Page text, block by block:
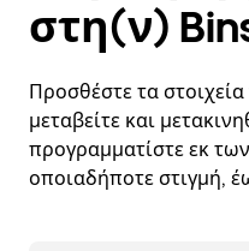
στη(ν)
Προσθέστε τα
μεταβείτε και
προγραμματίστε εκ
οποιαδήποτε στιγμή,